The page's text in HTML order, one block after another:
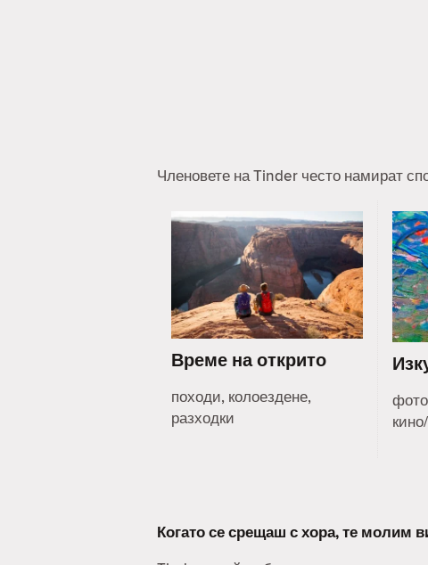
Членовете на Tinder често намират
Време на открито
походи, колоездене,
разходки
Когато се срещаш с хора, те молим